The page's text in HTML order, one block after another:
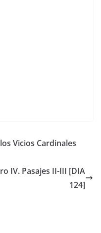
Vicios Cardinales
IV. Pasajes II-III [DIA
124]